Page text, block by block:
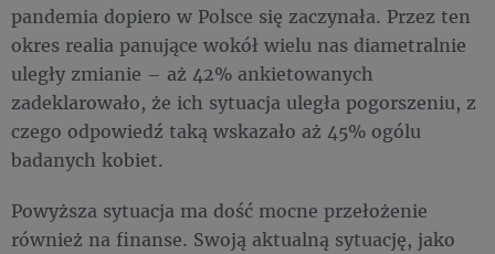
pandemia dopiero w Polsce się zaczynała. Przez ten
okres realia panujące wokół wielu nas diametralnie
uległy zmianie – aż 42% ankietowanych
zadeklarowało, że ich sytuacja uległa pogorszeniu, z
czego odpowiedź taką wskazało aż 45% ogólu
badanych kobiet.
Powyższa sytuacja ma dość mocne przełożenie
również na finanse. Swoją aktualną sytuację, jako